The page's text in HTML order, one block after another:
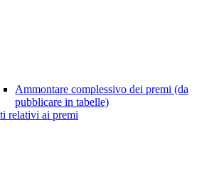
Ammontare complessivo dei premi (da
pubblicare in tabelle)
relativi ai premi